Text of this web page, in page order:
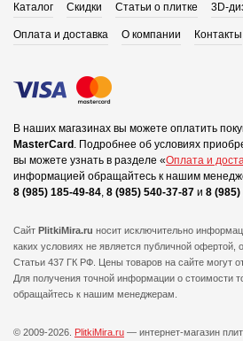
Каталог Скидки Статьи о плитке 3D-
Оплата и доставка О компании Контакты
В наших магазинах вы можете оплатить
MasterCard . Подробнее об условиях
вы можете узнать в разделе «Оплата и
информацией обращайтесь к нашим
8 (985) 185-49-84, 8 (985) 540-37-87 и 8 (985)
Сайт PlitkiMira.ru носит исключительно
каких условиях не является публичной офертой,
Статьи 437 ГК РФ. Цены товаров на сайте могут
Для получения точной информации о стоимости
обращайтесь к нашим менеджерам.
© 2009-2026. PlitkiMira.ru — интернет-магазин